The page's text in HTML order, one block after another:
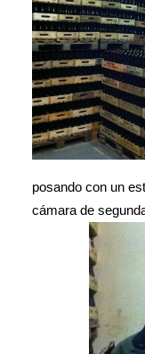
posando con un
cámara de